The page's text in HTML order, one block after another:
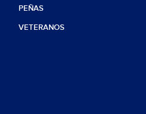
PEÑAS
VETERANOS